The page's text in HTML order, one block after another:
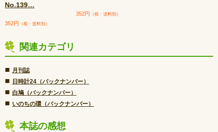
No.139…
352円 （税・送料別）
352円 （税・送料別）
関連カテゴリ
■ 月刊誌
■ 日時計24（バックナンバー）
■ 白鳩（バックナンバー）
■ いのちの環（バックナンバー）
本誌の感想